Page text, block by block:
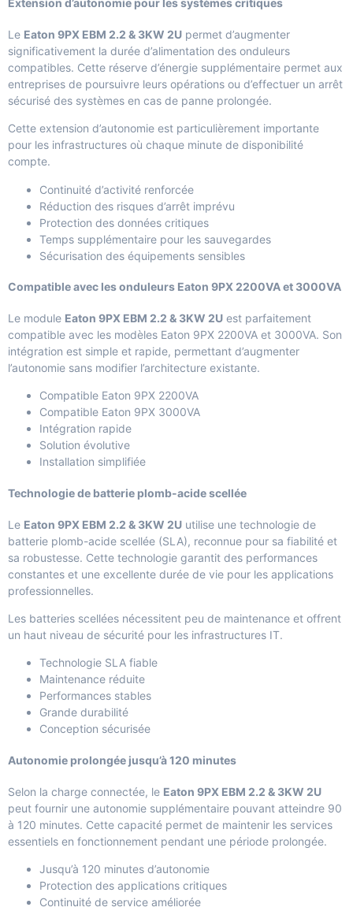
Extension d’autonomie pour les systèmes critiques
Le Eaton 9PX EBM 2.2 & 3KW 2U permet d’augmenter
significativement la durée d’alimentation des onduleurs
compatibles. Cette réserve d’énergie supplémentaire permet aux
entreprises de poursuivre leurs opérations ou d’effectuer un arrêt
sécurisé des systèmes en cas de panne prolongée.
Cette extension d’autonomie est particulièrement importante
pour les infrastructures où chaque minute de disponibilité
compte.
Continuité d’activité renforcée
Réduction des risques d’arrêt imprévu
Protection des données critiques
Temps supplémentaire pour les sauvegardes
Sécurisation des équipements sensibles
Compatible avec les onduleurs Eaton 9PX 2200VA et 3000VA
Le module Eaton 9PX EBM 2.2 & 3KW 2U est parfaitement
compatible avec les modèles Eaton 9PX 2200VA et 3000VA. Son
intégration est simple et rapide, permettant d’augmenter
l’autonomie sans modifier l’architecture existante.
Compatible Eaton 9PX 2200VA
Compatible Eaton 9PX 3000VA
Intégration rapide
Solution évolutive
Installation simplifiée
Technologie de batterie plomb-acide scellée
Le Eaton 9PX EBM 2.2 & 3KW 2U utilise une technologie de
batterie plomb-acide scellée (SLA), reconnue pour sa fiabilité et
sa robustesse. Cette technologie garantit des performances
constantes et une excellente durée de vie pour les applications
professionnelles.
Les batteries scellées nécessitent peu de maintenance et offrent
un haut niveau de sécurité pour les infrastructures IT.
Technologie SLA fiable
Maintenance réduite
Performances stables
Grande durabilité
Conception sécurisée
Autonomie prolongée jusqu’à 120 minutes
Selon la charge connectée, le Eaton 9PX EBM 2.2 & 3KW 2U
peut fournir une autonomie supplémentaire pouvant atteindre 90
à 120 minutes. Cette capacité permet de maintenir les services
essentiels en fonctionnement pendant une période prolongée.
Jusqu’à 120 minutes d’autonomie
Protection des applications critiques
Continuité de service améliorée